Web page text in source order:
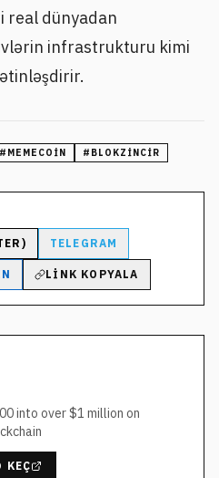
real dünyadan
infrastrukturu kimi
# MEMECOIN # BLOKZINCIR
TELEGRAM
LINK KOPYALA
into over $1 million on